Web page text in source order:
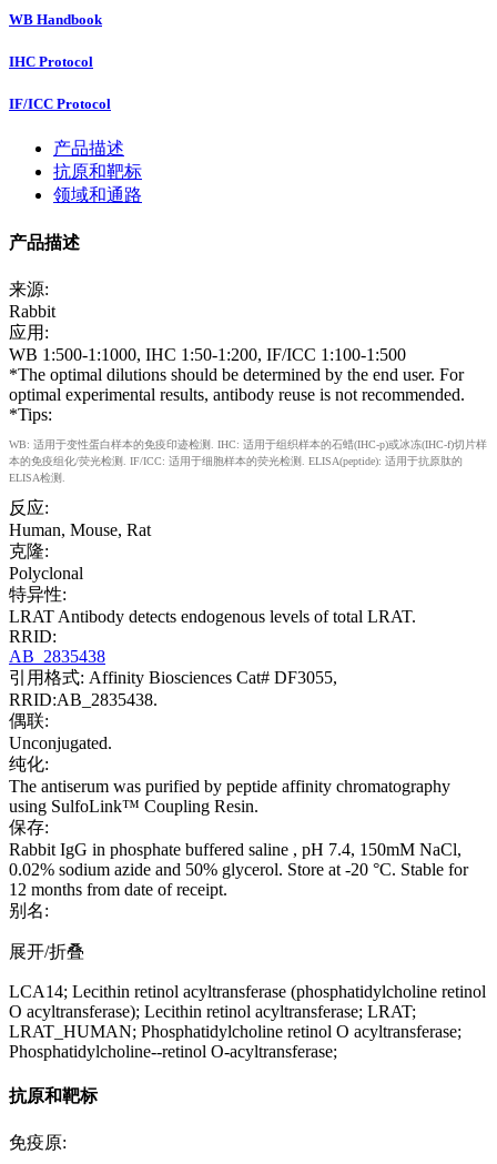
WB Handbook
IHC Protocol
IF/ICC Protocol
产品描述
抗原和靶标
领域和通路
产品描述
来源:
Rabbit
应用:
WB 1:500-1:1000, IHC 1:50-1:200, IF/ICC 1:100-1:500
*The optimal dilutions should be determined by the end user. For
optimal experimental results, antibody reuse is not recommended.
*Tips:
WB: 适用于变性蛋白样本的免疫印迹检测. IHC: 适用于组织样本的石蜡(IHC-p)或冰冻(IHC-f)切片样
本的免疫组化/荧光检测. IF/ICC: 适用于细胞样本的荧光检测. ELISA(peptide): 适用于抗原肽的
ELISA检测.
反应:
Human, Mouse, Rat
克隆:
Polyclonal
特异性:
LRAT Antibody detects endogenous levels of total LRAT.
RRID:
AB_2835438
引用格式: Affinity Biosciences Cat# DF3055,
RRID:AB_2835438.
偶联:
Unconjugated.
纯化:
The antiserum was purified by peptide affinity chromatography
using SulfoLink™ Coupling Resin.
保存:
Rabbit IgG in phosphate buffered saline , pH 7.4, 150mM NaCl,
0.02% sodium azide and 50% glycerol. Store at -20 °C. Stable for
12 months from date of receipt.
别名:
展开/折叠
LCA14; Lecithin retinol acyltransferase (phosphatidylcholine retinol
O acyltransferase); Lecithin retinol acyltransferase; LRAT;
LRAT_HUMAN; Phosphatidylcholine retinol O acyltransferase;
Phosphatidylcholine--retinol O-acyltransferase;
抗原和靶标
免疫原: